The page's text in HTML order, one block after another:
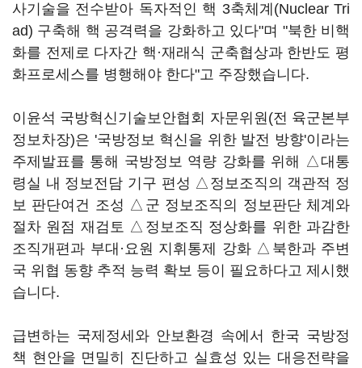
사기술을 전수받아 독자적인 핵 3축체계(Nuclear Tri
ad) 구축해 핵 공격력을 강화하고 있다"며 "북한 비핵
화를 전제로 다자간 핵·재래식 군축협상과 한반도 평
화프로세스를 병행해야 한다"고 주장했습니다.
이윤석 국방혁신기술보안협회 자문위원(전 육군본부
정보차장)은 '국방정보 혁신을 위한 발전 방향'이라는
주제발표를 통해 국방정보 역량 강화를 위해 △대통
령실 내 정보전담 기구 편성 △정보조직의 객관적 정
보 판단여건 조성 △군 정보조직의 정보판단 체계와
절차 원점 재검토 △정보조직 정상화를 위한 과감한
조직개편과 부대·요원 지휘통제 강화 △북한과 주변
국 위협 동향 추적 능력 확보 등이 필요하다고 제시했
습니다.
급변하는 국제정세와 안보환경 속에서 한국 국방정
책 현안을 면밀히 진단하고 실효성 있는 대응전략을